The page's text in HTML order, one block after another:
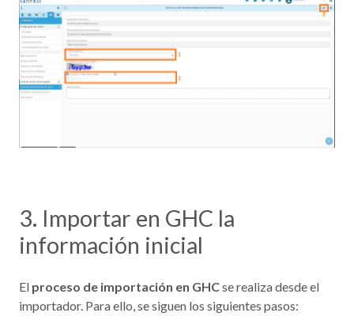
3. Importar en GHC la
información inicial
El proceso de importación en GHCse realiza desde el
importador. Para ello, se siguen los siguientes pasos: